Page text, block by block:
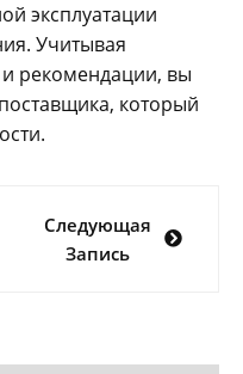
эксплуатации
Учитывая
рекомендации, вы
который
Следующая
Запись